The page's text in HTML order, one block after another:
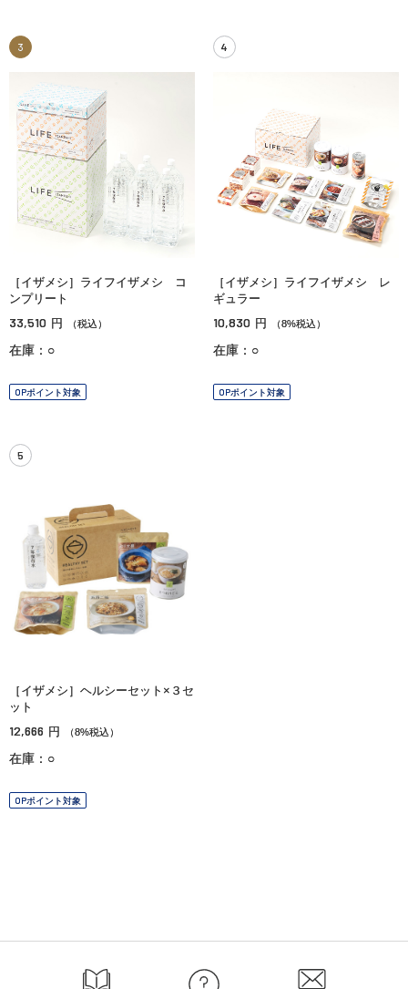
3
［イザメシ］ライフイザメシ コ
ンプリート
33,510 円 （税込）
在庫：○
OPポイント対象
4
［イザメシ］ライフイザメシ レ
ギュラー
10,830 円 （8%税込）
在庫：○
OPポイント対象
5
［イザメシ］ヘルシーセット×３セ
ット
12,666 円 （8%税込）
在庫：○
OPポイント対象